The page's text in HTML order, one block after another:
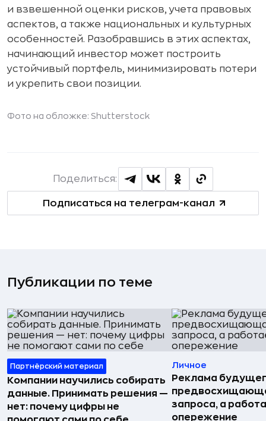
и взвешенной оценки рисков, учета правовых
аспектов, а также национальных и культурных
особенностей. Разобравшись в этих аспектах,
начинающий инвестор может построить
устойчивый портфель, минимизировать потери
и укрепить свои позиции.
Фото на обложке: Shutterstock
Подписаться на телеграм-канал
Поделиться:
Публикации по теме
Партнёрский материал
Компании научились собирать
данные. Принимать решения —
нет: почему цифры не
Личное
Реклама
запроса, а
опережение